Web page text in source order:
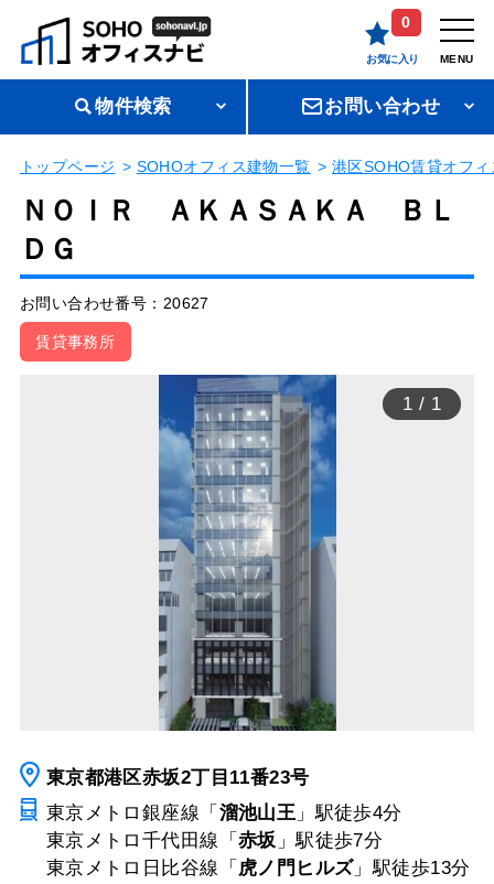
0
お気に入り MENU
物件検索 お問い合わせ
トップページ SOHOオフィス建物一覧 港区SOHO賃貸オフィ
ＮＯＩＲ ＡＫＡＳＡＫＡ ＢＬ
ＤＧ
お問い合わせ番号：20627
賃貸事務所
1 / 1
東京都港区赤坂2丁目11番23号
東京メトロ銀座線「 溜池山王 」駅徒歩4分
東京メトロ千代田線「 赤坂 」駅徒歩7分
東京メトロ日比谷線「 虎ノ門ヒルズ」駅徒歩13分